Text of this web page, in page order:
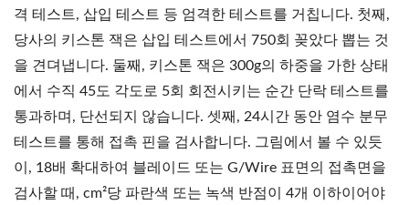
격 테스트, 삽입 테스트 등 엄격한 테스트를 거칩니다. 첫째,
당사의 키스톤 잭은 삽입 테스트에서 750회 꽂았다 뽑는 것
을 견뎌냅니다. 둘째, 키스톤 잭은 300g의 하중을 가한 상태
에서 수직 45도 각도로 5회 회전시키는 순간 단락 테스트를
통과하며, 단선되지 않습니다. 셋째, 24시간 동안 염수 분무
테스트를 통해 접촉 핀을 검사합니다. 그림에서 볼 수 있듯
이, 18배 확대하여 블레이드 또는 G/Wire 표면의 접촉면을
검사할 때, cm²당 파란색 또는 녹색 반점이 4개 이하이어야